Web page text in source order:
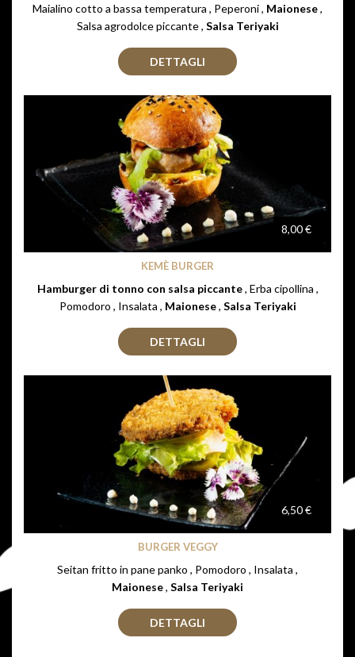
Maialino cotto a bassa temperatura , Peperoni , Maionese
Salsa agrodolce piccante , Salsa Teriyaki
DETTAGLI
8,00 €
KEMÈ BURGER
Hamburger di tonno con salsa piccante, Erba cipollina ,
Pomodoro , Insalata , Maionese , Salsa Teriyaki
DETTAGLI
6,50 €
BURGER VEGGY
Seitan fritto in pane panko , Pomodoro , Insalata ,
Maionese, Salsa Teriyaki
DETTAGLI